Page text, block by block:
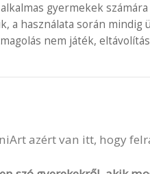
gyermekek
a használata során
nem játék,
azért van itt, hogy